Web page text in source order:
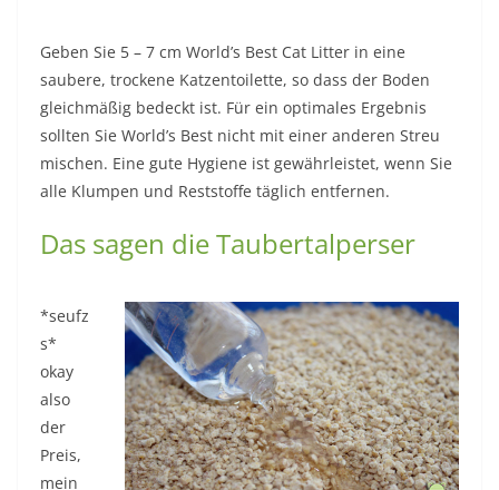
Geben Sie 5 – 7 cm World’s Best Cat Litter in eine
saubere, trockene Katzentoilette, so dass der Boden
gleichmäßig bedeckt ist. Für ein optimales Ergebnis
sollten Sie World’s Best nicht mit einer anderen Streu
mischen. Eine gute Hygiene ist gewährleistet, wenn Sie
alle Klumpen und Reststoffe täglich entfernen.
Das sagen die Taubertalperser
*seufz
s*
okay
also
der
Preis,
mein